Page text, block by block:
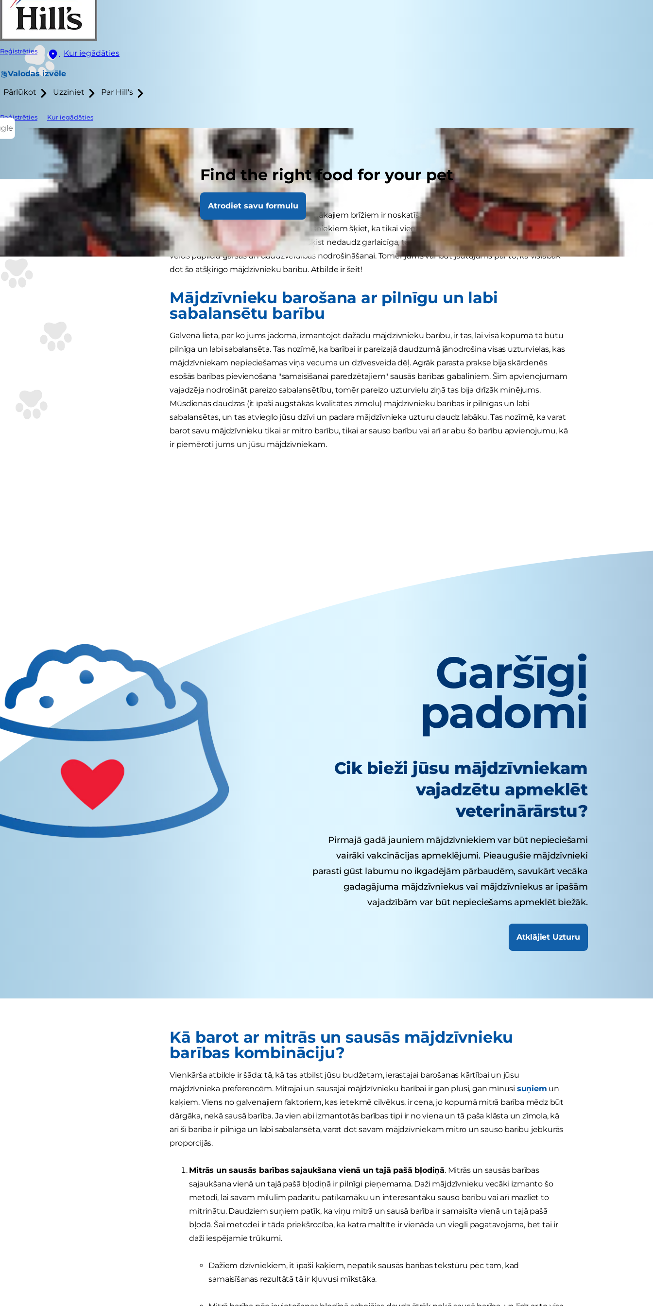
Reģistrēties Kur iegādāties
Valodas izvēle
Pārlūkot Uzziniet Par Hill's
Reģistrēties Kur iegādāties
Find the right food for your pet
Atrodiet savu formulu
Viens no mājdzīvnieku vecāku patīkamākajiem brīžiem ir noskatīšanās, kā mīlulis ar labpatiku notiesā
savu maltīti. Dažiem mājdzīvnieku īpašniekiem šķiet, ka tikai viena barības veida, konkrētāk, tikai sausās
barības, došana, var mājdzīvniekiem šķist nedaudz garlaicīga, tādēļ mitrās barības pievienošana ir lielisks
veids papildu garšas un daudzveidības nodrošināšanai. Tomēr jums var būt jautājums par to, kā vislabāk
dot šo atšķirīgo mājdzīvnieku barību. Atbilde ir šeit!
Mājdzīvnieku barošana ar pilnīgu un labi
sabalansētu barību
Galvenā lieta, par ko jums jādomā, izmantojot dažādu mājdzīvnieku barību, ir tas, lai visā kopumā tā būtu
pilnīga un labi sabalansēta. Tas nozīmē, ka barībai ir pareizajā daudzumā jānodrošina visas uzturvielas, kas
mājdzīvniekam nepieciešamas viņa vecuma un dzīvesveida dēļ. Agrāk parasta prakse bija skārdenēs
esošās barības pievienošana "samaisīšanai paredzētajiem" sausās barības gabaliņiem. Šim apvienojumam
vajadzēja nodrošināt pareizo sabalansētību, tomēr pareizo uzturvielu ziņā tas bija drīzāk minējums.
Mūsdienās daudzas (it īpaši augstākās kvalitātes zīmolu) mājdzīvnieku barības ir pilnīgas un labi
sabalansētas, un tas atvieglo jūsu dzīvi un padara mājdzīvnieka uzturu daudz labāku. Tas nozīmē, ka varat
barot savu mājdzīvnieku tikai ar mitro barību, tikai ar sauso barību vai arī ar abu šo barību apvienojumu, kā
ir piemēroti jums un jūsu mājdzīvniekam.
Garšīgi
padomi
Cik bieži jūsu mājdzīvniekam
vajadzētu apmeklēt
veterinārārstu?
Pirmajā gadā jauniem mājdzīvniekiem var būt nepieciešami
vairāki vakcinācijas apmeklējumi. Pieaugušie mājdzīvnieki
parasti gūst labumu no ikgadējām pārbaudēm, savukārt vecāka
gadagājuma mājdzīvniekus vai mājdzīvniekus ar īpašām
vajadzībām var būt nepieciešams apmeklēt biežāk.
Atklājiet Uzturu
Kā barot ar mitrās un sausās mājdzīvnieku
barības kombināciju?
Vienkārša atbilde ir šāda: tā, kā tas atbilst jūsu budžetam, ierastajai barošanas kārtībai un jūsu
mājdzīvnieka preferencēm. Mitrajai un sausajai mājdzīvnieku barībai ir gan plusi, gan mīnusi suņiem un
kaķiem. Viens no galvenajiem faktoriem, kas ietekmē cilvēkus, ir cena, jo kopumā mitrā barība mēdz būt
dārgāka, nekā sausā barība. Ja vien abi izmantotās barības tipi ir no viena un tā paša klāsta un zīmola, kā
arī šī barība ir pilnīga un labi sabalansēta, varat dot savam mājdzīvniekam mitro un sauso barību jebkurās
proporcijās.
Mitrās un sausās barības sajaukšana vienā un tajā pašā bļodiņā. Mitrās un sausās barības
sajaukšana vienā un tajā pašā bļodiņā ir pilnīgi pieņemama. Daži mājdzīvnieku vecāki izmanto šo
metodi, lai savam mīlulim padarītu patīkamāku un interesantāku sauso barību vai arī mazliet to
mitrinātu. Daudziem suņiem patīk, ka viņu mitrā un sausā barība ir samaisīta vienā un tajā pašā
bļodā. Šai metodei ir tāda priekšrocība, ka katra maltīte ir vienāda un viegli pagatavojama, bet tai ir
daži iespējamie trūkumi.
Dažiem dzīvniekiem, it īpaši kaķiem, nepatīk sausās barības tekstūru pēc tam, kad
samaisīšanas rezultātā tā ir kļuvusi mīkstāka.